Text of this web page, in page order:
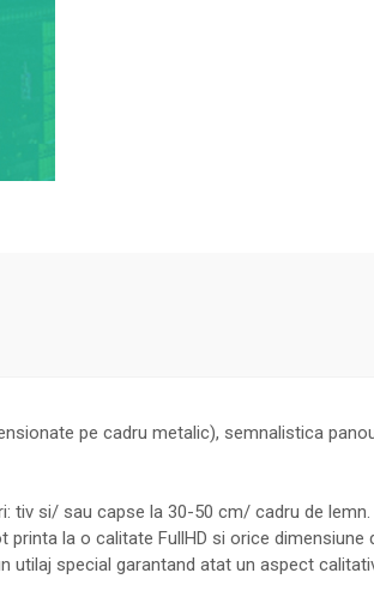
pe cadru metalic), semnalistica
tiv si/ sau capse la 30-50 cm/ cadru de lemn.
la o calitate FullHD si orice
utilaj special garantand atat un aspect